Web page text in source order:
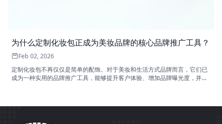
为什么定制化妆包正成为美妆品牌的核心品牌推广工具？
Feb 02, 2026
定制化妆包不再仅仅是简单的配饰。对于美妆和生活方式品牌而言，它们已
成为一种实用的品牌推广工具，能够提升客户体验、增加品牌曝光度，并支